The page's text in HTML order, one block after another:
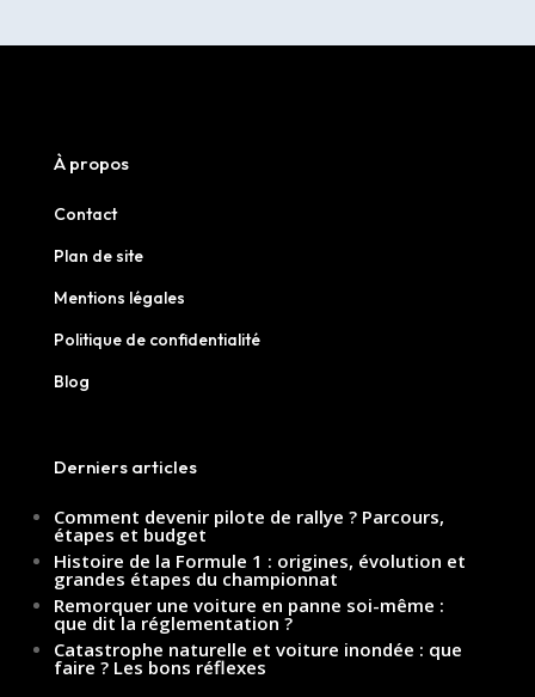
À propos
Contact
Plan de site
Mentions légales
Politique de confidentialité
Blog
Derniers articles
Comment devenir pilote de rallye ? Parcours,
étapes et budget
Histoire de la Formule 1 : origines, évolution et
grandes étapes du championnat
Remorquer une voiture en panne soi-même :
que dit la réglementation ?
Catastrophe naturelle et voiture inondée : que
faire ? Les bons réflexes